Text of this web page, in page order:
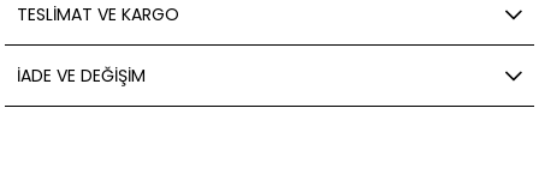
TESLIMAT VE KARGO
İADE VE DEĞIŞIM